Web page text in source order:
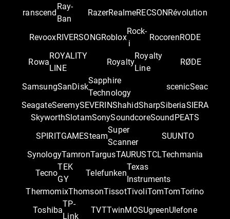
ranscend
Ray-
Ban
RazerRealmeRECSONRévolution
RevooxRIVERSONGRoblox
Rock-
i
RocorenRODE
Rowa
ROYALITY
LINE
Royalty
Royalty
Line
RØDE
SamsungSanDisk
Sapphire
Technology
scenicSeac
SeagateSeremySEVERINShahidSharpSiberiaSIERA
SkyworthSlotamSonySoundcoreSoundPEATS
SPIRITGAMESteam
Super
Scanner
SUUNTO
SynologyTamronTargusTAURUSTCLTechmania
Tecno
TEK
GY
Telefunken
Texas
Instruments
ThermomixThomsonTissotTivoliTomTomTorino
Toshiba
TP-
Link
TVTTwinMOSUgreenUlefone